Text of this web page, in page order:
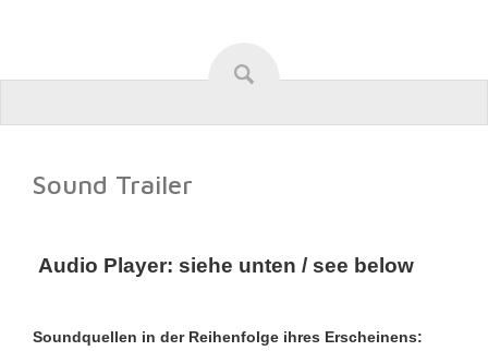
Sound Trailer
Audio Player: siehe unten / see below
Soundquellen in der Reihenfolge ihres Erscheinens: